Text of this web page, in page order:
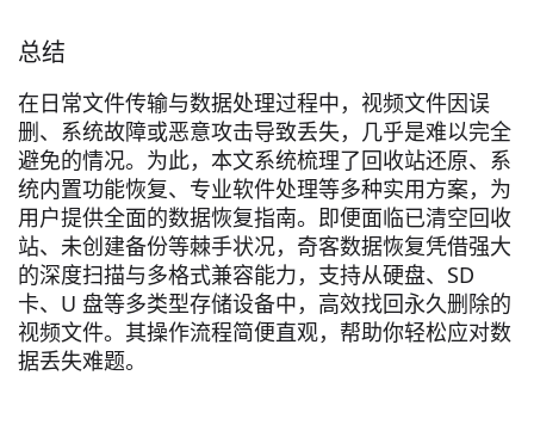
总结
在日常文件传输与数据处理过程中，视频文件因误
删、系统故障或恶意攻击导致丢失，几乎是难以完全
避免的情况。为此，本文系统梳理了回收站还原、系
统内置功能恢复、专业软件处理等多种实用方案，为
用户提供全面的数据恢复指南。即便面临已清空回收
站、未创建备份等棘手状况，奇客数据恢复凭借强大
的深度扫描与多格式兼容能力，支持从硬盘、SD
卡、U 盘等多类型存储设备中，高效找回永久删除的
视频文件。其操作流程简便直观，帮助你轻松应对数
据丢失难题。